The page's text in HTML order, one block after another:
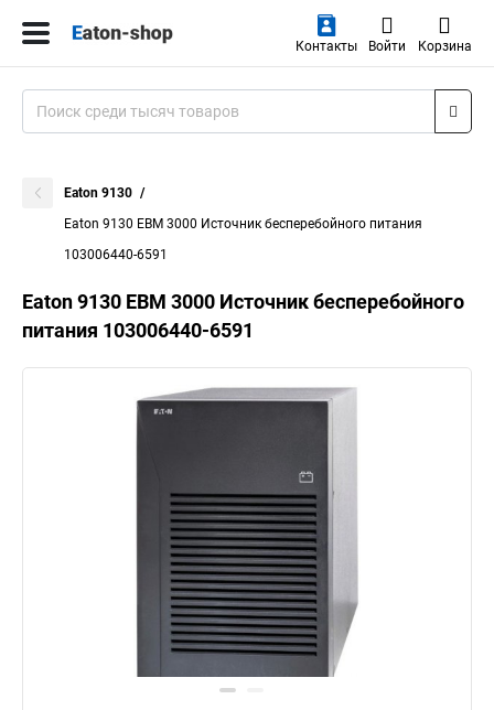
Контакты Войти Корзина
Eaton 9130
Eaton 9130 EBM 3000 Источник бесперебойного питания
103006440-6591
Eaton 9130 EBM 3000 Источник бесперебойного
питания 103006440-6591